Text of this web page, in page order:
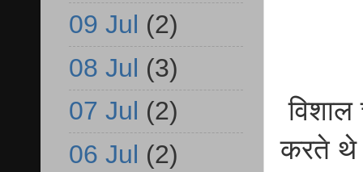
करते
09 Jul (2)
08 Jul (3)
07 Jul (2)
06 Jul (2)